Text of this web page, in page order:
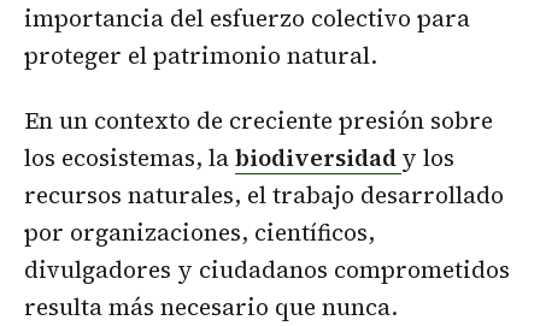
importancia del esfuerzo colectivo para
proteger el patrimonio natural.
En un contexto de creciente presión sobre
los ecosistemas, labiodiversidady los
recursos naturales, el trabajo desarrollado
por organizaciones, científicos,
divulgadores y ciudadanos comprometidos
resulta más necesario que nunca.